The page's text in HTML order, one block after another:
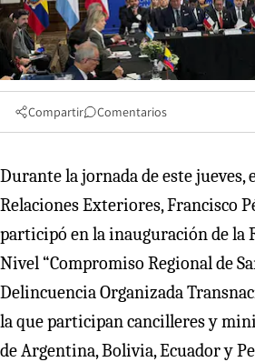
Compartir Comentarios
Durante la jornada de este
Relaciones Exteriores, Francisco
participó en la inauguración de la
Nivel “Compromiso Regional de
Delincuencia Organizada
la que participan cancilleres y
de Argentina, Bolivia, Ecuador y